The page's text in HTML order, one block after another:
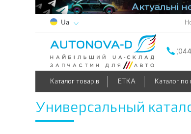
Ua
Каталог товарів ETKA Каталог по
Универсальный